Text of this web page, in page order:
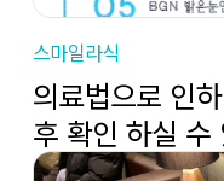
스마일라식
의료법으로 인
후 확인 하실 수